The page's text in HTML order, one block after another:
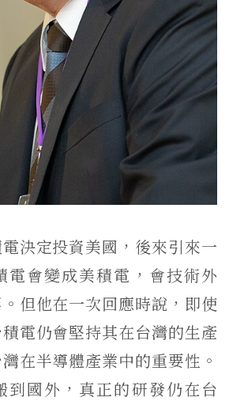
決定投資美國，後來引來一
電會變成美積電，會技術外
但他在一次回應時說，即使
電仍會堅持其在台灣的生產
在半導體產業中的重要性。
到國外，真正的研發仍在台